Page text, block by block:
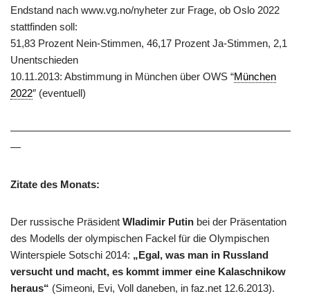
Endstand nach www.vg.no/nyheter zur Frage, ob Oslo 2022
stattfinden soll:
51,83 Prozent Nein-Stimmen, 46,17 Prozent Ja-Stimmen, 2,1
Unentschieden
10.11.2013: Abstimmung in München über OWS “München
2022″ (eventuell)
———————————————————————————
—
Zitate des Monats:
Der russische Präsident Wladimir Putin bei der Präsentation
des Modells der olympischen Fackel für die Olympischen
Winterspiele Sotschi 2014: „Egal, was man in Russland
versucht und macht, es kommt immer eine Kalaschnikow
heraus“ (Simeoni, Evi, Voll daneben, in faz.net 12.6.2013).